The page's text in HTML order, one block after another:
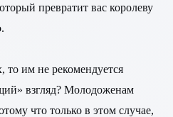
превратит вас королеву
то им не рекомендуется
взгляд? Молодоженам
что только в этом случае,